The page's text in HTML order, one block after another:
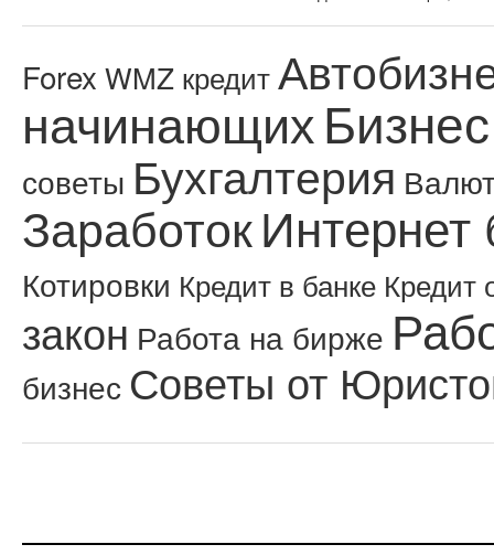
Forex WMZ кредит
начинающих
советы Бухгалтерия
ЗаработокИнтернет
Котировки Кредит в банке Кредит
закон Работа на бирже
бизнес Советы от